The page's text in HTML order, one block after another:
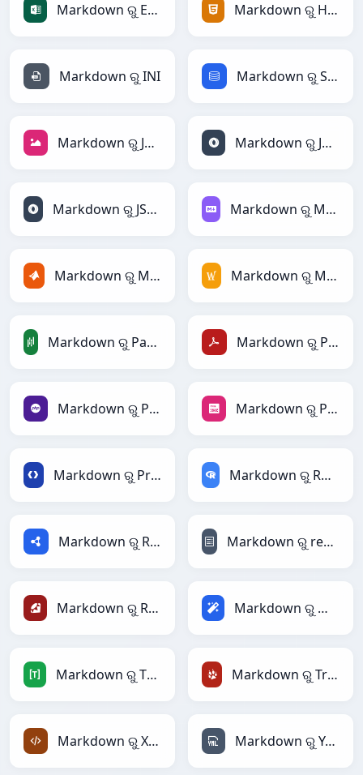
Markdown ରୁ Excel Markdown ରୁ HTML
Markdown ରୁ INI Markdown ରୁ SQL
Markdown ରୁ JPEG Markdown ରୁ JSON
Markdown ରୁ JSONLines Markdown ରୁ Markdown
Markdown ରୁ MATLAB Markdown ରୁ MediaWiki
Markdown ରୁ PandasDataFrame Markdown ରୁ PDF
Markdown ରୁ PHP Markdown ରୁ PNG
Markdown ରୁ Protobuf Markdown ରୁ RDataFrame
Markdown ରୁ RDF Markdown ରୁ reStructuredText
Markdown ରୁ Ruby Markdown ରୁ Magic
Markdown ରୁ TOML Markdown ରୁ TracWiki
Markdown ରୁ XML Markdown ରୁ YAML